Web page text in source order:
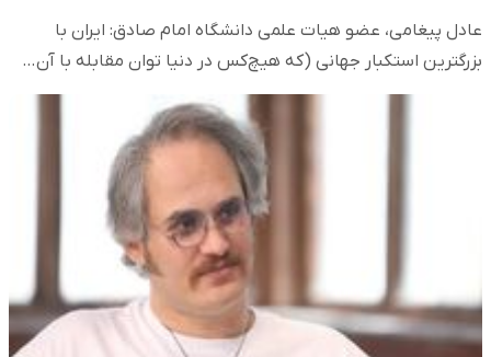
عادل پیغامی، عضو هیات علمی دانشگاه امام صادق: ایران با
بزرگترین استکبار جهانی (که هیچ‌کس در دنیا توان مقابله با آن…